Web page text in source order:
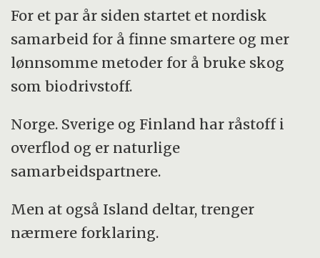
For et par år siden startet et nordisk
samarbeid for å finne smartere og mer
lønnsomme metoder for å bruke skog
som biodrivstoff.
Norge. Sverige og Finland har råstoff i
overflod og er naturlige
samarbeidspartnere.
Men at også Island deltar, trenger
nærmere forklaring.